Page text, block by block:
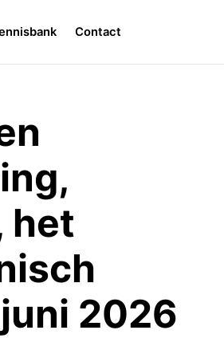
Contact
het
2026